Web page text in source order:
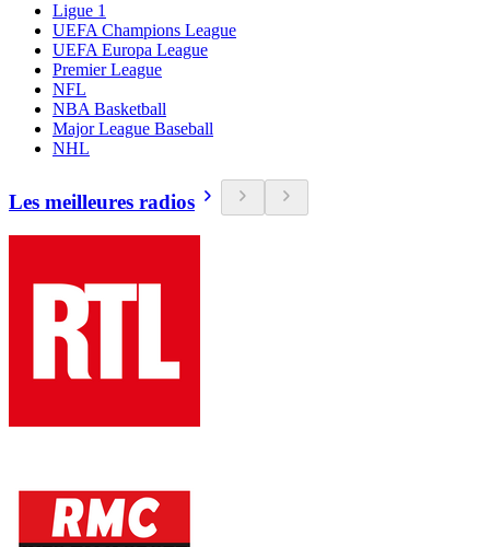
Ligue 1
UEFA Champions League
UEFA Europa League
Premier League
NFL
NBA Basketball
Major League Baseball
NHL
Les meilleures radios